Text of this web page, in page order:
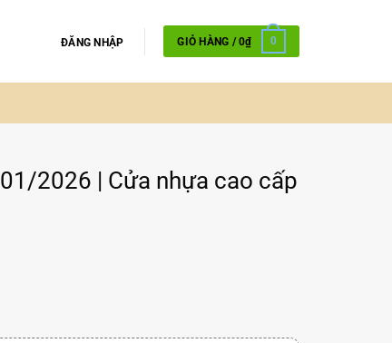
ĐĂNG NHẬP GIỎ HÀNG /0₫ 0
2026 | Cửa nhựa cao cấp